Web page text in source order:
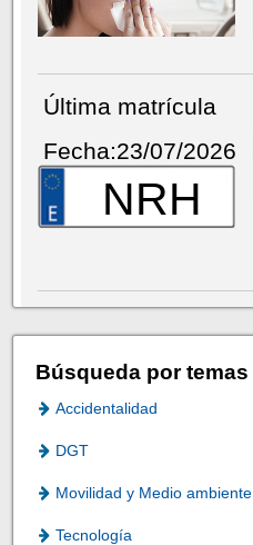
Última matrícula
Fecha:23/07/2026
NRH
Búsqueda por temas
Accidentalidad
DGT
Movilidad y Medio ambiente
Tecnología